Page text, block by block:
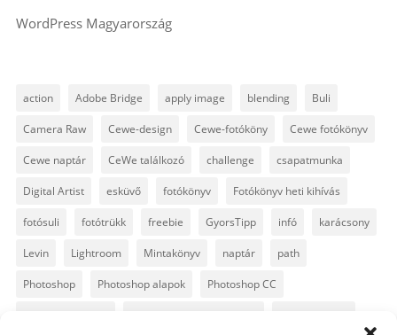
WordPress Magyarország
action Adobe Bridge apply image blending Buli
Camera Raw Cewe-design Cewe-fotóköny Cewe fotókönyv
Cewe naptár CeWe találkozó challenge csapatmunka
Digital Artist esküvő fotókönyv Fotókönyv heti kihívás
fotósuli fotótrükk freebie GyorsTipp infó karácsony
Levin Lightroom Mintakönyv naptár path
Photoshop Photoshop alapok Photoshop CC